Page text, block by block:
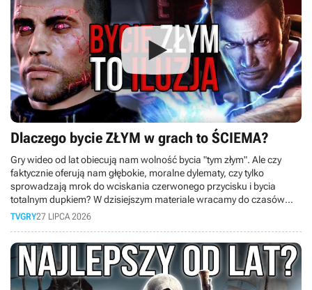
Dlaczego bycie ZŁYM w grach to ŚCIEMA?
Gry wideo od lat obiecują nam wolność bycia "tym złym". Ale czy
faktycznie oferują nam głębokie, moralne dylematy, czy tylko
sprowadzają mrok do wciskania czerwonego przycisku i bycia
totalnym dupkiem? W dzisiejszym materiale wracamy do czasów
PS3 i bierzemy pod lupę słynny system karmy z kultowej serii
TVGRY27 LIPCA 2026